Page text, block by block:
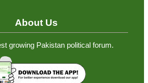
About Us
growing Pakistan political forum.